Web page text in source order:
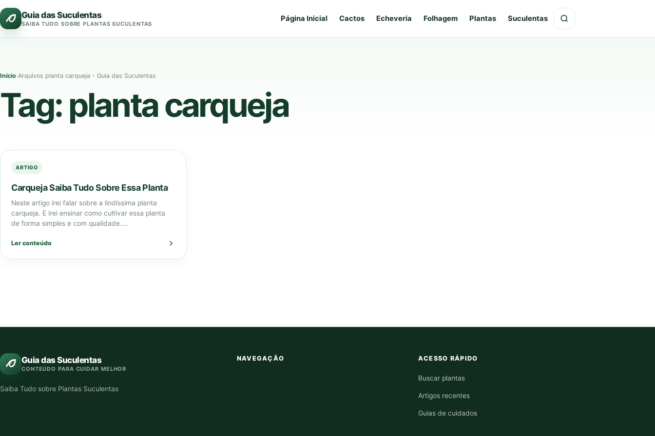
Pular
para
Guia das Suculentas
SAIBA TUDO SOBRE PLANTAS SUCULENTAS
Página Inicial Cactos Echeveria Folhagem Plantas Suculentas
Início›Arquivos planta carqueja - Guia das Suculentas
Tag: planta carqueja
ARTIGO
Carqueja Saiba Tudo Sobre Essa Planta
Neste artigo irei falar sobre a lindíssima planta
carqueja. E irei ensinar como cultivar essa planta
de forma simples e com qualidade.…
Ler conteúdo
Guia das Suculentas
CONTEÚDO PARA CUIDAR MELHOR
Saiba Tudo sobre Plantas Suculentas
NAVEGAÇÃO ACESSO RÁPIDO
Buscar plantas
Artigos recentes
Guias de cuidados